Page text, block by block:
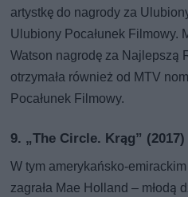
artystkę do nagrody za
Ulubiony Pocałunek Filmowy.
Watson nagrodę za Najlepszą
otrzymała również od MTV
Pocałunek Filmowy.
9. „The Circle. Krąg” (2017)
W tym amerykańsko-
zagrała Mae Holland – młodą